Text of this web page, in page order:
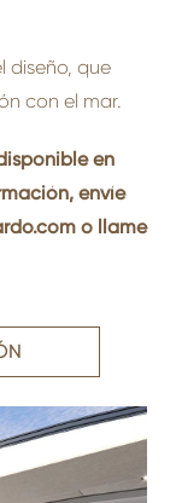
diseño, que
con el mar.
en
envíe
o llame